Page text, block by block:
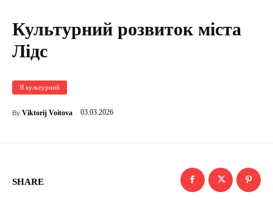
Культурний розвиток міста
Лідс
Я культурний
By Viktorij Voitova 03.03.2026
SHARE